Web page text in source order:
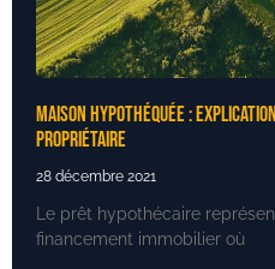
Maison hypothéquée :
propriétaire
28 décembre 2021
Le prêt hypothécaire
financement immobilier où